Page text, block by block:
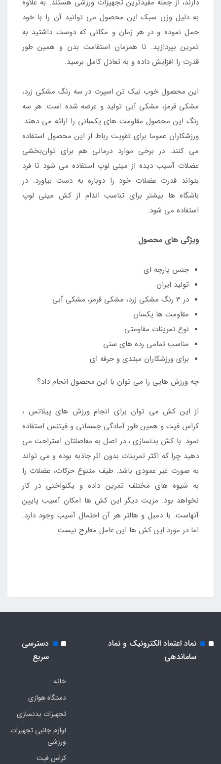
به دلیل وزن سبک این محصول می توانید آن را با خود
حمل نموده و در هر زمان و مکانی که دوست داشتید به
تمرین بپردازید. تا همزمان استقامت بدن و همین طور
قدرت را افزایش داده و به تعادل کامل برسید.
این محصول خوب نیک تن اسپرت در سه رنگ مشکی زرد،
مشکی قرمز، مشکی آبی تولید و عرضه شده است. هر سه
رنگ این محصول مقاومت های یکسانی را ارائه می دهند.
ورزشکاران عموما برای تقویت رباط‌ از این محصول استفاده
می کنند. در برخی موارد درمانی هم برای توان‌بخشی
عضلات آسیب دیده از مینی لوپ استفاده می شود تا فرد
بتواند قدرت عضلات خود را دوباره به دست بیاورد. در
باشگاه ها بیشتر برای تناسب اندام از کش مینی لوپ
استفاده می شود.
ویژگی های محصول
جنس پارچه ای
تولید ایران
در 3 رنگ مشکی زرد، مشکی قرمز، مشکی آبی
مقاومت ها یکسان
نوع تمرینات مقاومتی
مناسب تمامی رده های سنی
برای ورزشکاران مبتدی و حرفه ای
چه ورزش هایی را می توان با این محصول انجام داد؟
از این کش می توان برای انجام ورزش های پیلاتس ،
کراس فیت و همین طور آمادگی جسمانی و فیتنس استفاده
نمود. با کش بدنسازی ، در اصل به مفاصلتان استراحت می
دهید چرا که اکثر تمرینات بدون اثر جاذبه بوده و می تواند
به صورت غیر عمودی باشد. طیف متنوع حرکات، عضلات را
به شیوه های مختلف تمرین داده و یکنواختی در کار
نخواهد بود. مزیت دیگر این کش ها امکان آسیب پایین
آنهاست. با دمبل و هالتر هر آن احتمال آسیب وجود دارد.
اما در مورد این کش ها این عامل مطرح نیست.
نماد اعتماد الکترونیک و نماد
ساماندهی
دسترسی
سریع
خانه
دستگاه هوازی
تجهیزات بدنسازی
لوازم جانبی تجهیزات
ورزشی
کراس فیت